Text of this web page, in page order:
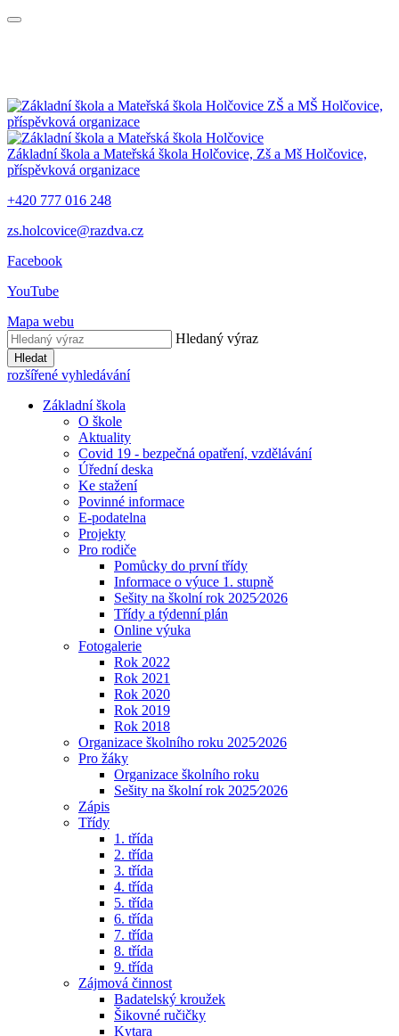
ZŠ a MŠ Holčovice,
příspěvková organizace
Základní škola a Mateřská škola Holčovice, Zš a Mš Holčovice,
příspěvková organizace
+420 777 016 248
zs.holcovice@razdva.cz
Facebook
YouTube
Mapa webu
Hledaný výraz
Hledat
rozšířené vyhledávání
Základní škola
O škole
Aktuality
Covid 19 - bezpečná opatření, vzdělávání
Úřední deska
Ke stažení
Povinné informace
E-podatelna
Projekty
Pro rodiče
Pomůcky do první třídy
Informace o výuce 1. stupně
Sešity na školní rok 2025⁄2026
Třídy a týdenní plán
Online výuka
Fotogalerie
Rok 2022
Rok 2021
Rok 2020
Rok 2019
Rok 2018
Organizace školního roku 2025⁄2026
Pro žáky
Organizace školního roku
Sešity na školní rok 2025⁄2026
Zápis
Třídy
1. třída
2. třída
3. třída
4. třída
5. třída
6. třída
7. třída
8. třída
9. třída
Zájmová činnost
Badatelský kroužek
Šikovné ručičky
Kytara